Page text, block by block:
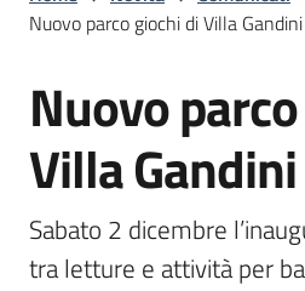
Novità
Servizi
Vivere
Formigine
Nuovo parco giochi di Villa Gandini
Salta al contenuto
Nuovo
Villa Gandini
Sabato 2 dicembre
tra letture e attività per